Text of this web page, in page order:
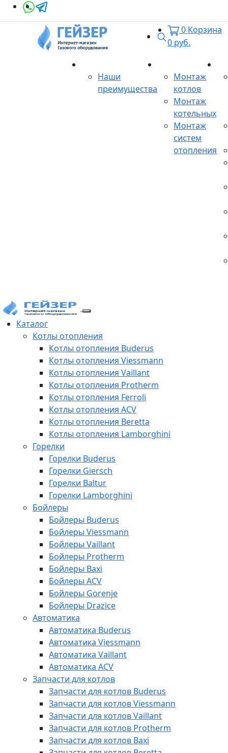
Поиск
0 Корзина
0 руб.
Наши
преимущества
Монтаж
котлов
Монтаж
котельных
Монтаж
систем
отопления
Каталог
Котлы отопления
Котлы отопления Buderus
Котлы отопления Viessmann
Котлы отопления Vaillant
Котлы отопления Protherm
Котлы отопления Ferroli
Котлы отопления ACV
Котлы отопления Beretta
Котлы отопления Lamborghini
Горелки
Горелки Buderus
Горелки Giersch
Горелки Baltur
Горелки Lamborghini
Бойлеры
Бойлеры Buderus
Бойлеры Viessmann
Бойлеры Vaillant
Бойлеры Protherm
Бойлеры Baxi
Бойлеры ACV
Бойлеры Gorenje
Бойлеры Drazice
Автоматика
Автоматика Buderus
Автоматика Viessmann
Автоматика Vaillant
Автоматика ACV
Запчасти для котлов
Запчасти для котлов Buderus
Запчасти для котлов Viessmann
Запчасти для котлов Vaillant
Запчасти для котлов Protherm
Запчасти для котлов Baxi